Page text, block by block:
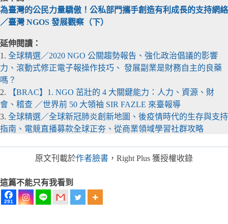
為臺灣的公民力量驕傲！公私部門攜手創造有利成長的支持網絡
／臺灣 NGOS 發展觀察（下）
延伸閱讀：
1. 全球精選／2020 NGO 公關趨勢報告、強化政治倡議的影響
力、滾動式修正電子報操作技巧、 發展副業是財務自主的良藥
嗎？
2.
【BRAC】1. NGO 茁壯的 4 大關鍵能力：人力、資源、財
會、稽查 ／世界前 50 大領袖 SIR FAZLE 來臺報導
3. 全球精選／全球新冠肺炎創新地圖、後疫情時代的生存與支持
指南、電競直播募款全球正夯、從商業領域學習社群攻略
原文刊載於作者臉書 ，Right Plus 獲授權收錄
這篇不能只有我看到
291